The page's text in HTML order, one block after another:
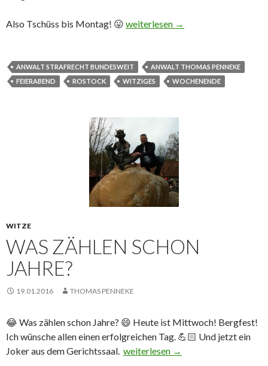
Also Tschüss bis Montag! 😛 Das Vergessen – wie praktisch 😉
weiterlesen →
ANWALT STRAFRECHT BUNDESWEIT
ANWALT THOMAS PENNEKE
FEIERABEND
ROSTOCK WITZIGES WOCHENENDE
WITZE
WAS ZÄHLEN SCHON
JAHRE?
19.01.2016 THOMAS PENNEKE
😂 Was zählen schon Jahre? 😄 Heute ist Mittwoch! Bergfest!
Ich wünsche allen einen erfolgreichen Tag. 💪🏻 Und jetzt ein
Joker aus dem Gerichtssaal. Was zählen schon Jahre?
weiterlesen →